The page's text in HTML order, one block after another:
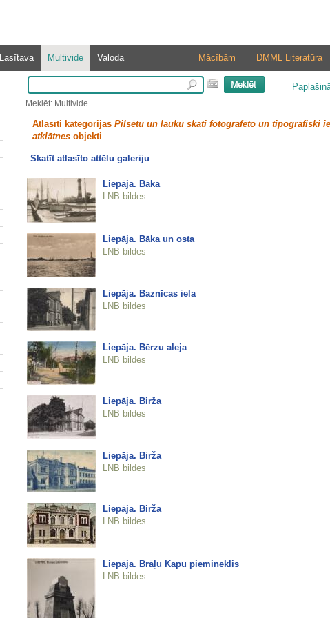
Lasītava Multivide Valoda DMML Literatūra
Mācībām
Meklēt: Multivide
Atlasīti kategorijas Pilsētu un lauku skati fotografēto un tipogrāfiski
atklātnesobjekti
Skatīt atlasīto attēlu galeriju
Liepāja. Bāka
LNB bildes
Liepāja. Bāka un osta
LNB bildes
Liepāja. Baznīcas iela
LNB bildes
Liepāja. Bērzu aleja
LNB bildes
Liepāja. Birža
LNB bildes
Liepāja. Birža
LNB bildes
Liepāja. Birža
LNB bildes
Liepāja. Brāļu Kapu piemineklis
LNB bildes